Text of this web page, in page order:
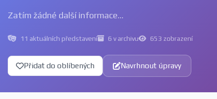
Zatím žádné další informace...
11 aktuálních představení 6 v archivu 653 zobrazení
Přidat do oblíbených Navrhnout úpravy